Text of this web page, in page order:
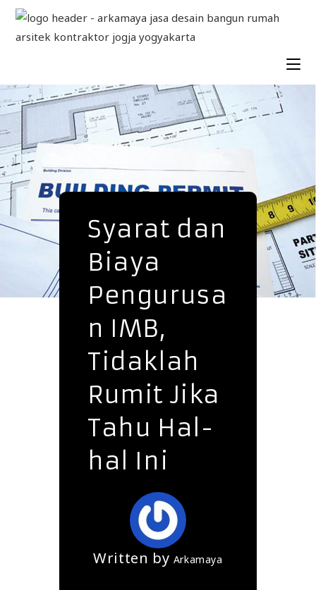
Syarat dan
Biaya
Pengurusa
n IMB,
Tidaklah
Rumit Jika
Tahu Hal-
hal Ini
Written by Arkamaya